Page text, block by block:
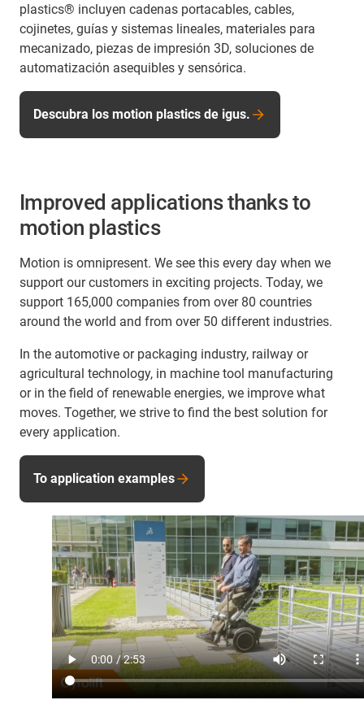
plastics® incluyen cadenas portacables, cables,
cojinetes, guías y sistemas lineales, materiales para
mecanizado, piezas de impresión 3D, soluciones de
automatización asequibles y sensórica.
Descubra los motion plastics de igus.
Improved applications thanks to
motion plastics
Motion is omnipresent. We see this every day when we
support our customers in exciting projects. Today, we
support 165,000 companies from over 80 countries
around the world and from over 50 different industries.
In the automotive or packaging industry, railway or
agricultural technology, in machine tool manufacturing
or in the field of renewable energies, we improve what
moves. Together, we strive to find the best solution for
every application.
To application examples